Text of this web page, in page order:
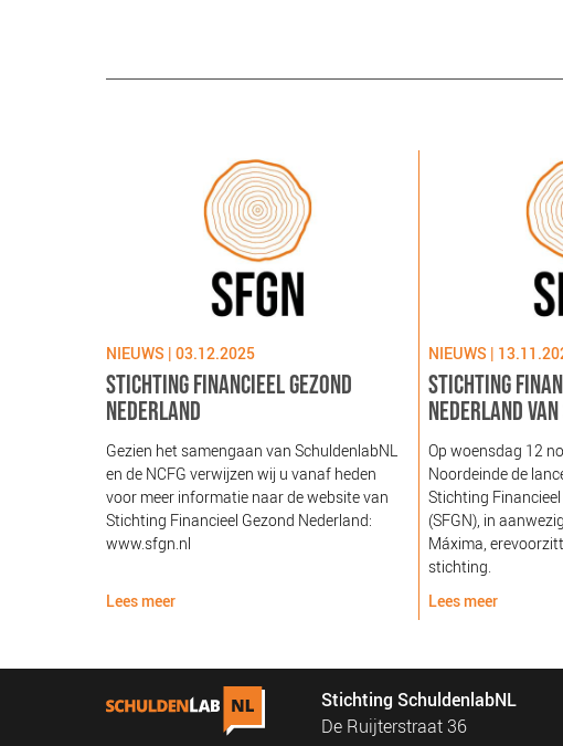
NIEUWS | 03.12.2025
STICHTING FINANCIEEL GEZOND
NEDERLAND
Gezien het samengaan van SchuldenlabNL
en de NCFG verwijzen wij u vanaf heden
voor meer informatie naar de website van
Stichting Financieel Gezond Nederland:
www.sfgn.nl
Lees meer
NIEUWS |
STICHTING
NEDERLAND
Op woensdag 12
Noordeinde de
Stichting
(SFGN), in
Máxima,
stichting.
Lees meer
Stichting SchuldenlabNL
De Ruijterstraat 36